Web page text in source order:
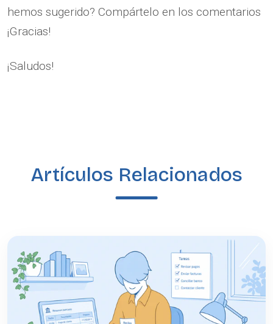
hemos sugerido? Compártelo en los comentarios
¡Gracias!
¡Saludos!
Artículos Relacionados